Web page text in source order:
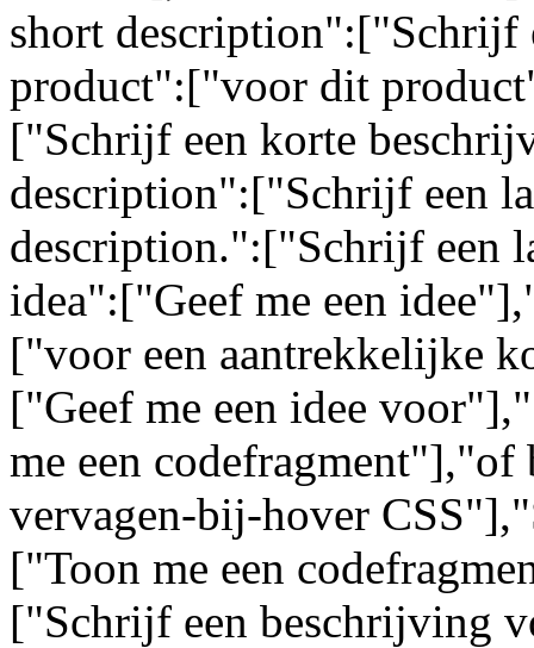
short
product":["voor dit
["Schrijf een korte
description":["Schrijf een
description.":["Schrijf een
idea":["Geef me een
["voor een aantrekkelijke
["Geef me een idee
me een
vervagen-bij-hover
["Toon me een
["Schrijf een beschrijving